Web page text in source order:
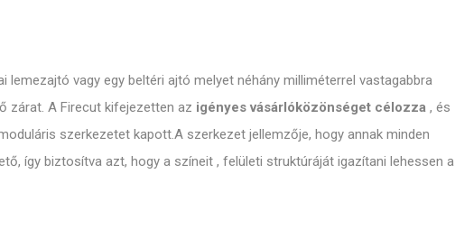
lemezajtó vagy egy beltéri ajtó melyet néhány milliméterrel vastagabbra
zárat. A Firecut kifejezetten az igényes vásárlóközönséget célozza , és
szerkezetet kapott.A szerkezet jellemzője, hogy annak minden
így biztosítva azt, hogy a színeit , felületi struktúráját igazítani lehessen a